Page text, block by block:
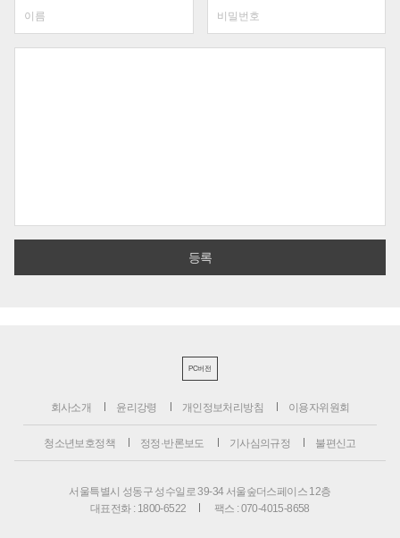
PC버전
회사소개 윤리강령 개인정보처리방침 이용자위원회
청소년보호정책 정정·반론보도 기사심의규정 불편신고
서울특별시 성동구 성수일로 39-34 서울숲더스페이스 12층
대표전화 : 1800-6522
팩스 : 070-4015-8658